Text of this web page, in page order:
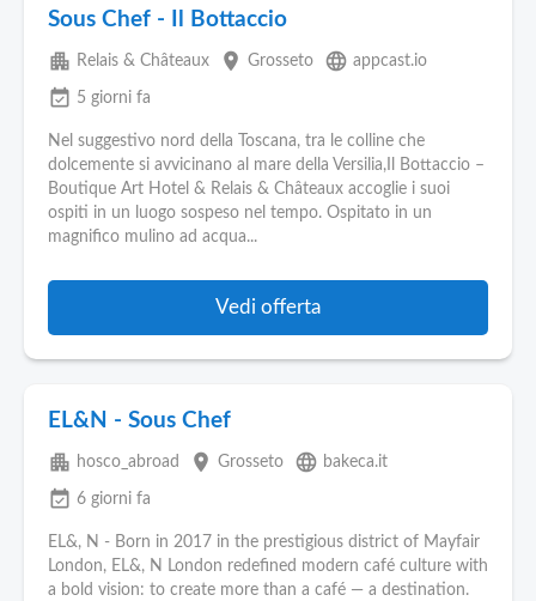
Sous Chef - Il Bottaccio
apartment Relais & Châteaux place Grosseto language appcast.io
event_available 5 giorni fa
Nel suggestivo nord della Toscana, tra le colline che
dolcemente si avvicinano al mare della Versilia,Il Bottaccio –
Boutique Art Hotel & Relais & Châteaux accoglie i suoi
ospiti in un luogo sospeso nel tempo. Ospitato in un
magnifico mulino ad acqua...
Vedi offerta
EL&N - Sous Chef
apartment hosco_abroad place Grosseto language bakeca.it
event_available 6 giorni fa
EL&, N - Born in 2017 in the prestigious district of Mayfair
London, EL&, N London redefined modern café culture with
a bold vision: to create more than a café — a destination.